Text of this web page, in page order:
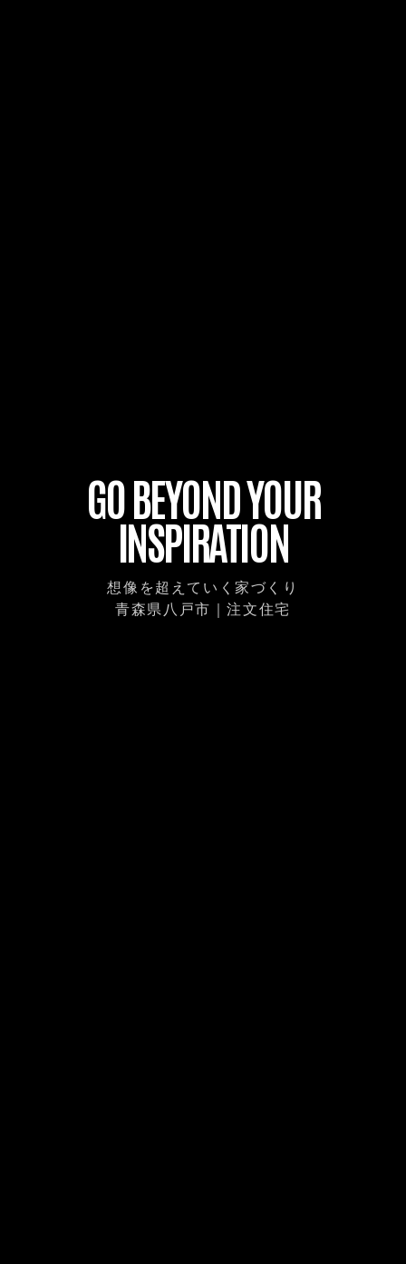
HOUSE EN｜青森県八戸市｜
GO BEYOND YOUR
INSPIRATION
想像を超えていく家づくり
青森県八戸市｜注文住宅